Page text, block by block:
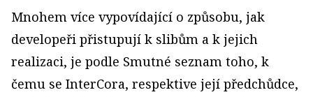
Mnohem více vypovídající o způsobu, jak
developeři přistupují k slibům a k jejich
realizaci, je podle Smutné seznam toho, k
čemu se InterCora, respektive její předchůdce,